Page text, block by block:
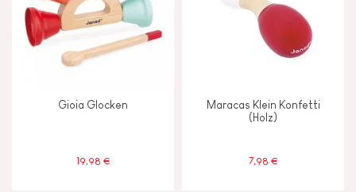
Gioia Glocken
19,98 €
Maracas Klein Konfetti
(Holz)
7,98 €